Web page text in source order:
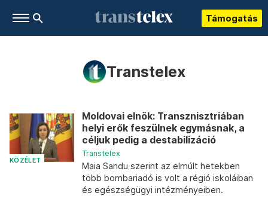
Támogatás
Transtelex
KÖZÉLET
Moldovai elnök: Transznisztriában
helyi erők feszülnek egymásnak, a
céljuk pedig a destabilizáció
Transtelex
Maia Sandu szerint az elmúlt hetekben
több bombariadó is volt a régió iskoláiban
és egészségügyi intézményeiben.